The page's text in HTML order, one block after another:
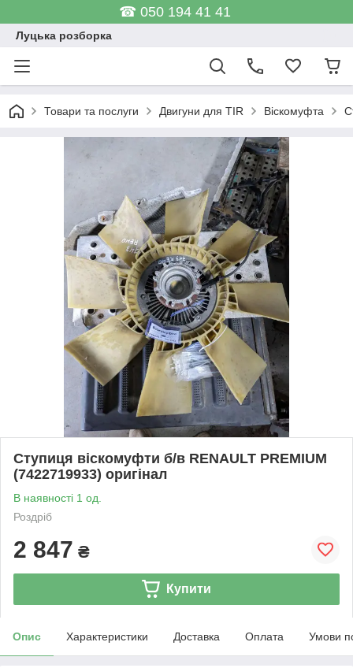
☎ 050 194 41 41
Луцька розборка
Товари та послуги Двигуни для TIR Віскомуфта
Ступиця віскомуфти б/в RENAULT PREMIUM
(7422719933) оригінал
В наявності 1 од.
Роздріб
2 847 ₴
Купити
Опис Характеристики Доставка Оплата Умови